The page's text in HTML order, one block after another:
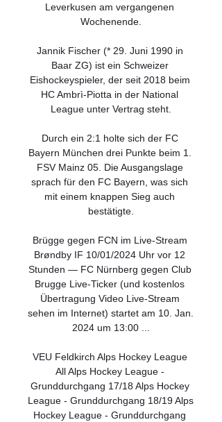
Leverkusen am vergangenen
Wochenende.
Jannik Fischer (* 29. Juni 1990 in
Baar ZG) ist ein Schweizer
Eishockeyspieler, der seit 2018 beim
HC Ambrì-Piotta in der National
League unter Vertrag steht.
Durch ein 2:1 holte sich der FC
Bayern München drei Punkte beim 1.
FSV Mainz 05. Die Ausgangslage
sprach für den FC Bayern, was sich
mit einem knappen Sieg auch
bestätigte.
Brügge gegen FCN im Live-Stream
Brøndby IF 10/01/2024 Uhr vor 12
Stunden — FC Nürnberg gegen Club
Brugge Live-Ticker (und kostenlos
Übertragung Video Live-Stream
sehen im Internet) startet am 10. Jan.
2024 um 13:00 ...
VEU Feldkirch Alps Hockey League
All Alps Hockey League -
Grunddurchgang 17/18 Alps Hockey
League - Grunddurchgang 18/19 Alps
Hockey League - Grunddurchgang